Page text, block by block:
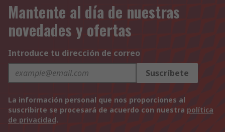
Mantente al día de nuestras
novedades y ofertas
Introduce tu dirección de correo
Suscríbete
La información personal que nos proporciones al
suscribirte se procesará de acuerdo con nuestra política
de privacidad.